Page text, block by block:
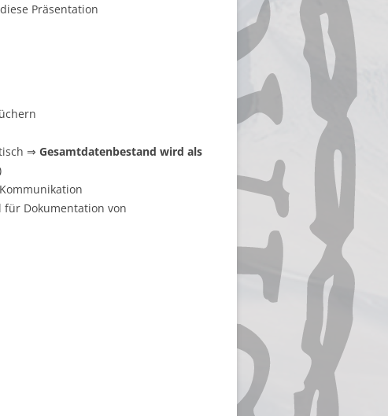
Präsentation
⇒ Gesamtdatenbestand wird als
für Dokumentation von